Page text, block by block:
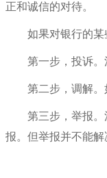
正和诚信的对待。
如果对银行的某
第一步，投诉
第二步，调解
第三步，举报
报。但举报并不能